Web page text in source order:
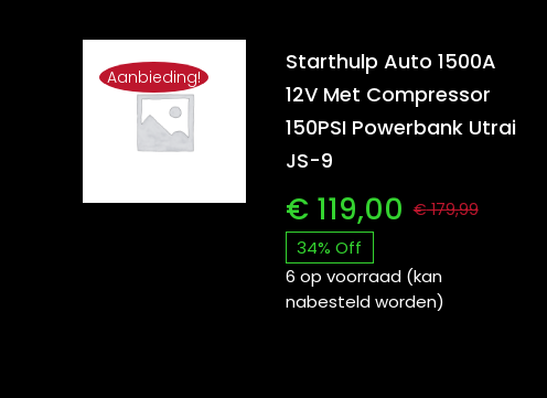
Aanbieding!
Starthulp Auto 1500A
12V Met Compressor
150PSI Powerbank Utrai
JS-9
€179,99
€ 119,00
34% Off
6 op voorraad (kan
nabesteld worden)